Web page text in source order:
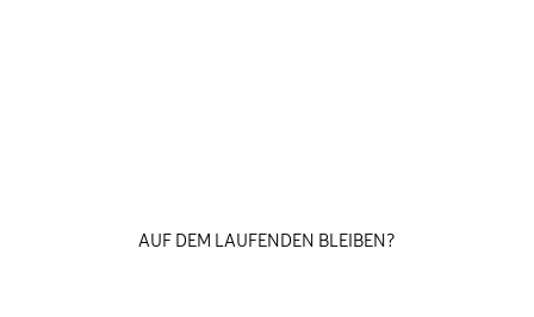
AUF DEM LAUFENDEN BLEIBEN?